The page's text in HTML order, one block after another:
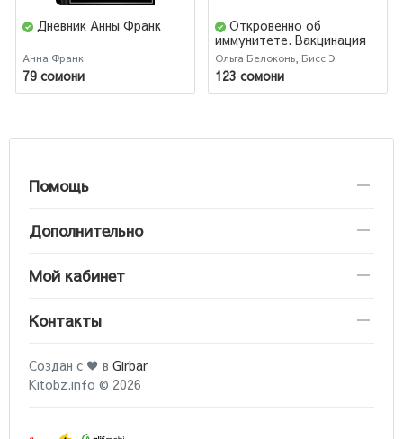
Дневник Анны Франк
Анна Франк
79 сомони
Откровенно об
иммунитете. Вакцинация
Ольга Белоконь, Бисс Э.
123 сомони
Помощь
Дополнительно
Мой кабинет
Контакты
Создан с ♥ в Girbar
Kitobz.info © 2026